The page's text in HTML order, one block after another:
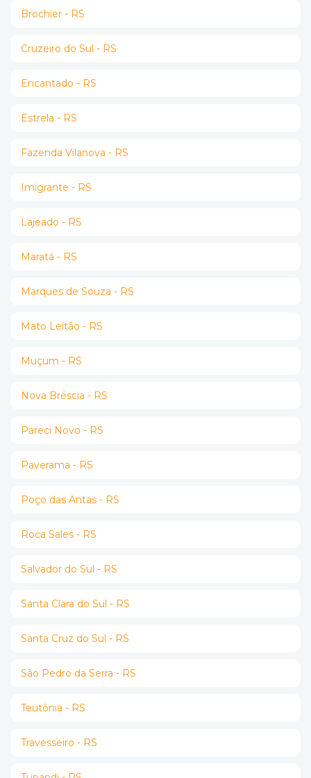
Brochier - RS
Cruzeiro do Sul - RS
Encantado - RS
Estrela - RS
Fazenda Vilanova - RS
Imigrante - RS
Lajeado - RS
Maratá - RS
Marques de Souza - RS
Mato Leitão - RS
Muçum - RS
Nova Bréscia - RS
Pareci Novo - RS
Paverama - RS
Poço das Antas - RS
Roca Sales - RS
Salvador do Sul - RS
Santa Clara do Sul - RS
Santa Cruz do Sul - RS
São Pedro da Serra - RS
Teutônia - RS
Travesseiro - RS